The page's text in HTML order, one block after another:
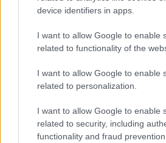
device identifiers in apps.
I want to allow Google to enable
related to functionality of the
I want to allow Google to enable
related to personalization.
I want to allow Google to enable
related to security, including
functionality and fraud
κεφαλαιοποιήσουμε αυτήν την
δημιουργήσουμε αξία για τους
είναι τόσο σημαντικό όσο το
εταιρείες μας. Και αυτό είναι
επιδιώκουμε να κάνουμε και